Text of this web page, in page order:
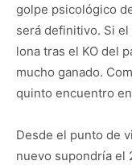
golpe psicológico
será definitivo. Si
lona tras el KO del
mucho ganado.
quinto encuentro
Desde el punto de
nuevo supondría el